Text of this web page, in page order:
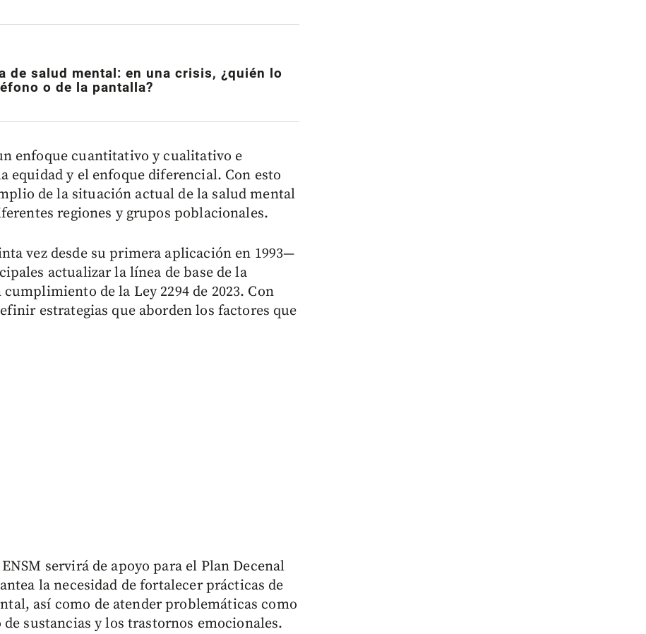
de salud mental: en una crisis, ¿quién lo
o de la pantalla?
enfoque cuantitativo y cualitativo e
equidad y el enfoque diferencial. Con esto
de la situación actual de la salud mental
regiones y grupos poblacionales.
vez desde su primera aplicación en 1993—
actualizar la línea de base de la
de la Ley 2294 de 2023. Con
estrategias que aborden los factores que
servirá de apoyo para el Plan Decenal
la necesidad de fortalecer prácticas de
así como de atender problemáticas como
sustancias y los trastornos emocionales.